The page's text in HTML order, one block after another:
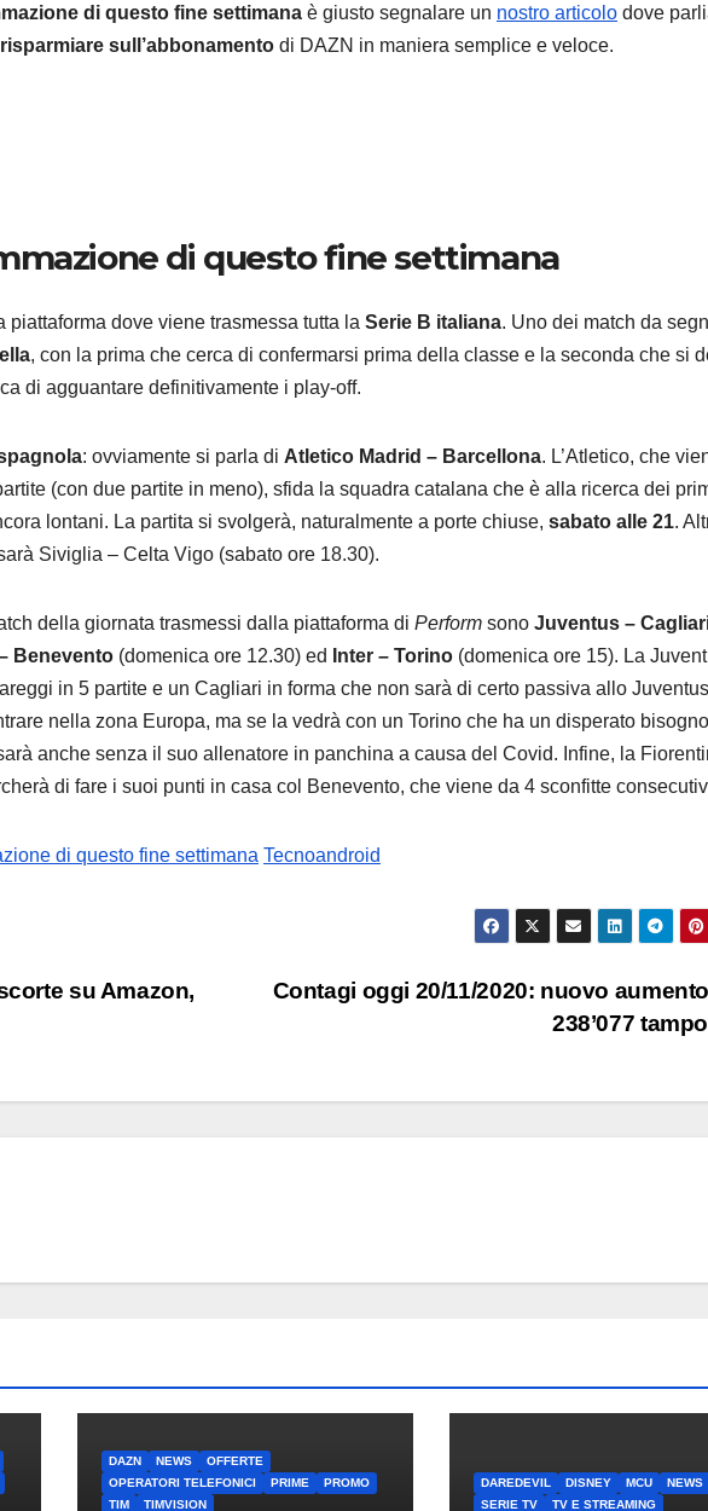
di questo fine settimana è giusto segnalare un nostro articolo dove
sull’abbonamento di DAZN in maniera semplice e veloce.
di questo fine settimana
piattaforma dove viene trasmessa tutta la Serie B italiana. Uno dei match da
, con la prima che cerca di confermarsi prima della classe e la seconda che si
di agguantare definitivamente i play-off.
: ovviamente si parla di Atletico Madrid – Barcellona. L’Atletico, che
(con due partite in meno), sfida la squadra catalana che è alla ricerca dei
lontani. La partita si svolgerà, naturalmente a porte chiuse, sabato alle 21.
Siviglia – Celta Vigo (sabato ore 18.30).
della giornata trasmessi dalla piattaforma di Perform sono Juventus –
Benevento (domenica ore 12.30) ed Inter – Torino (domenica ore 15). La
in 5 partite e un Cagliari in forma che non sarà di certo passiva allo Juventus
nella zona Europa, ma se la vedrà con un Torino che ha un disperato
anche senza il suo allenatore in panchina a causa del Covid. Infine, la
di fare i suoi punti in casa col Benevento, che viene da 4 sconfitte
di questo fine settimana Tecnoandroid
Contagi oggi 20/11/2020: nuovo
238’077
su Amazon,
DAZN NEWS
OFFERTE
OPERATORI TELEFONICI
PRIME
PROMO
TIM
TIMVISION
DAREDEVIL DISNEY MCU
NEWS
SERIE TV
TV E STREAMING
Galaxy